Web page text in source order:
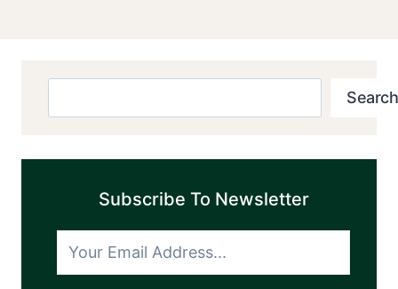
Search
Subscribe To Newsletter